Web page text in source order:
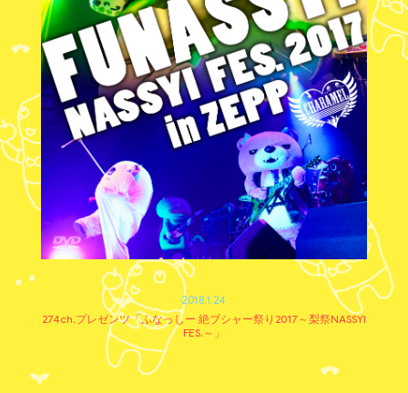
2018.1.24
274ch.プレゼンツ「ふなっしー 絶ブシャー祭り2017～梨祭NASSYI
FES.～」